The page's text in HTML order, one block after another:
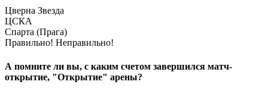
Цверна Звезда
ЦСКА
Спарта (Прага)
Правильно! Неправильно!
А помните ли вы, с каким счетом завершился матч-
открытие, "Открытие" арены?